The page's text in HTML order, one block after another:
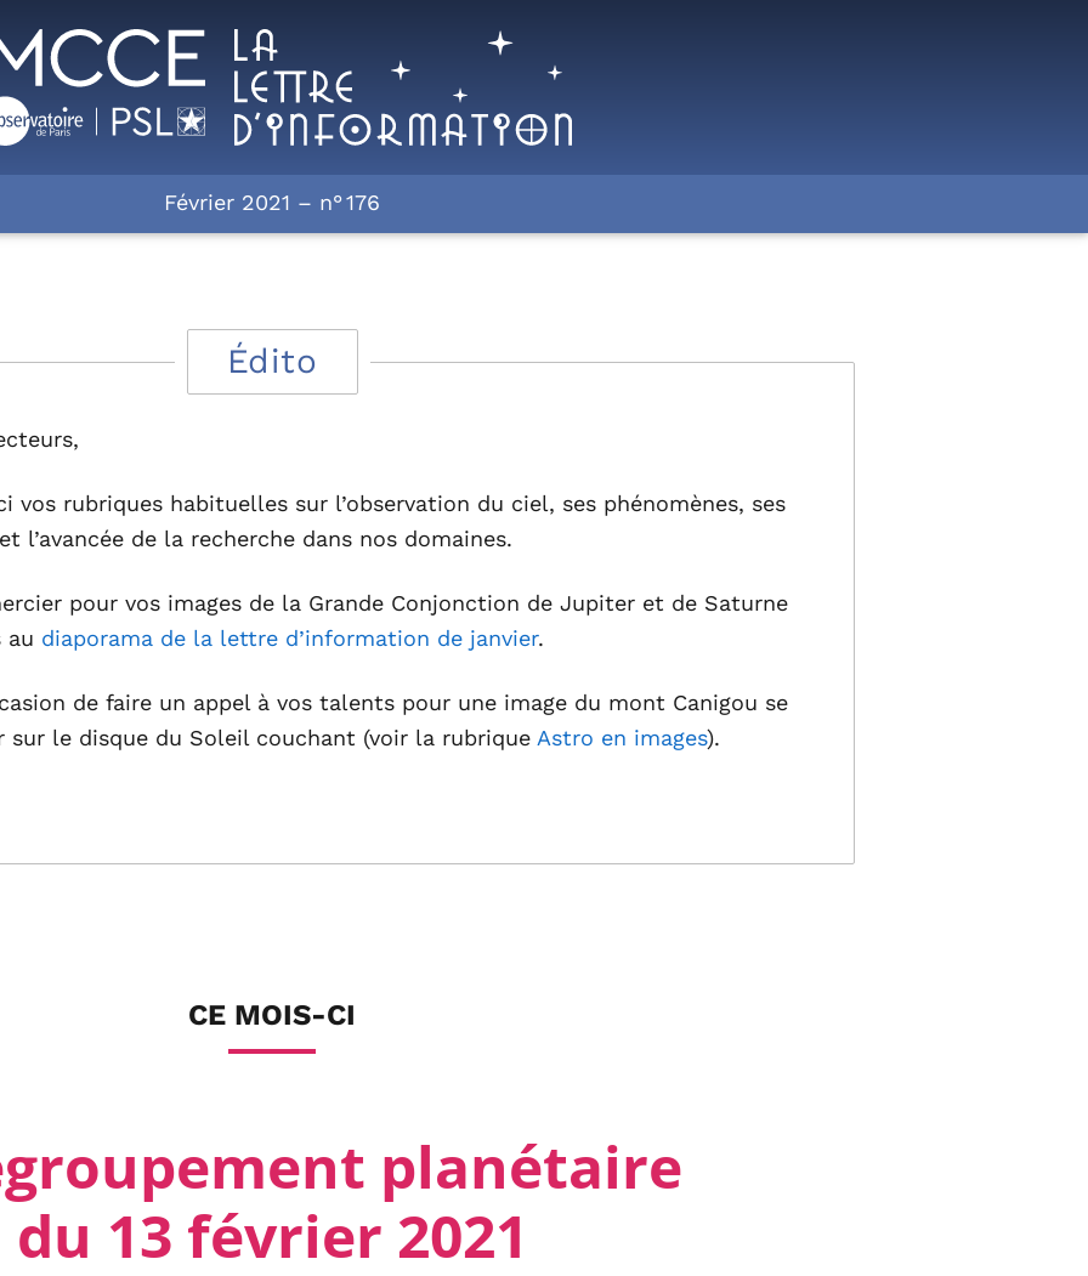
Février 2021 – n° 176
Édito
vos rubriques habituelles sur l’observation du ciel, ses phénomènes, ses
l’avancée de la recherche dans nos domaines.
pour vos images de la Grande Conjonction de Jupiter et de Saturne
au diaporama de la lettre d’information de janvier.
de faire un appel à vos talents pour une image du mont Canigou se
sur le disque du Soleil couchant (voir la rubrique Astro en images).
CE MOIS-CI
planétaire
du 13 février 2021